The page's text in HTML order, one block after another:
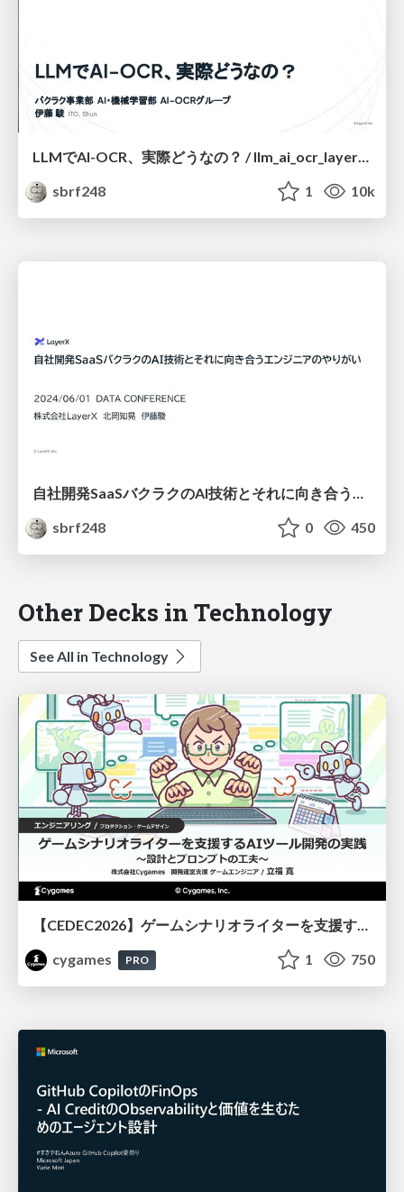
LLMでAI-OCR、実際どうなの？ / llm_ai_ocr_layerx_bet_ai_day_lt
sbrf248
1 10k
sbrf248
0 450
Other Decks in Technology
See All in Technology
【CEDEC2026】ゲームシナリオライターを支援するAIツール開発の実践 ― 設計とプロンプトの工夫 ―
cygames
PRO 1 750